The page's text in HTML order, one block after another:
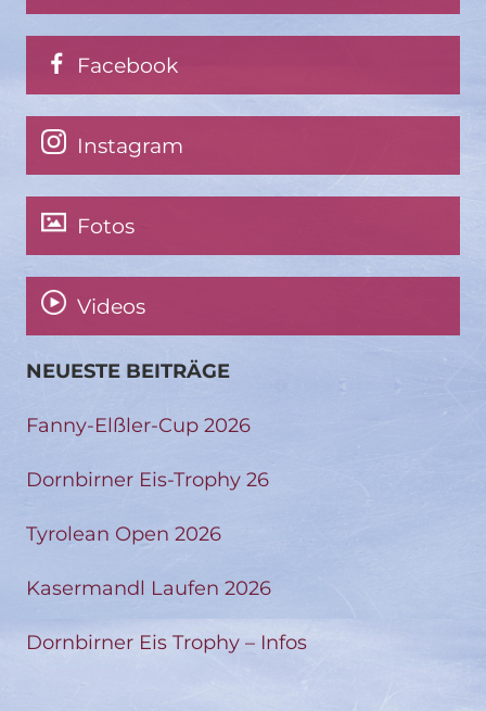
Facebook
Instagram
Fotos
Videos
NEUESTE BEITRÄGE
Fanny-Elßler-Cup 2026
Dornbirner Eis-Trophy 26
Tyrolean Open 2026
Kasermandl Laufen 2026
Dornbirner Eis Trophy – Infos